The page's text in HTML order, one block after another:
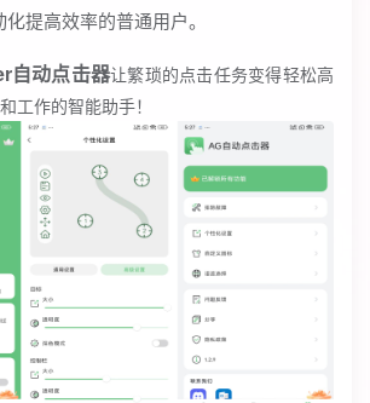
提高效率的普通用户。
自动点击器让繁琐的点击任务变得轻松高
工作的智能助手！